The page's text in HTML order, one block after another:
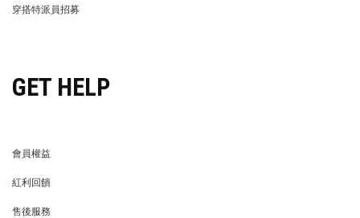
穿搭特派員招募
GET HELP
會員權益
紅利回饋
售後服務